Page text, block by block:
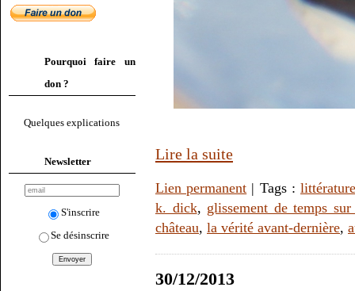
Pourquoi faire un
don ?
Quelques explications
Newsletter
S'inscrire
Se désinscrire
Lire la suite
Lien permanent | Tags :
k. dick, glissement de temps sur
château, la vérité avant-dernière,
30/12/2013